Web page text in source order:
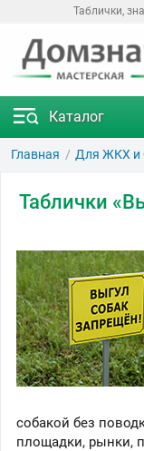
Таблички,
Каталог
Главная Для ЖКХ и
Таблички
собакой без
площадки, рынки,